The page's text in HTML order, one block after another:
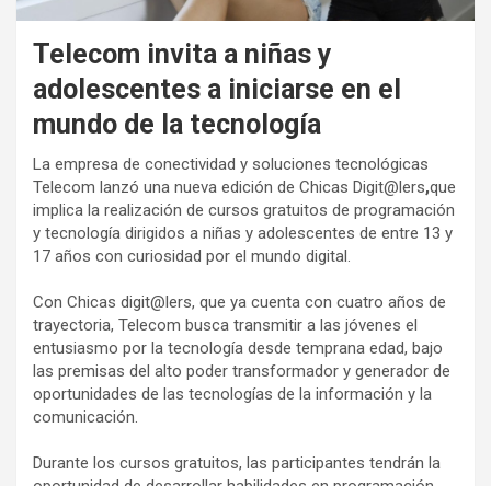
Telecom invita a niñas y
adolescentes a iniciarse en el
mundo de la tecnología
La empresa de conectividad y soluciones tecnológicas
Telecom lanzó una nueva edición de Chicas Digit@lers,que
implica la realización de cursos gratuitos de programación
y tecnología dirigidos a niñas y adolescentes de entre 13 y
17 años con curiosidad por el mundo digital.
Con Chicas digit@lers, que ya cuenta con cuatro años de
trayectoria, Telecom busca transmitir a las jóvenes el
entusiasmo por la tecnología desde temprana edad, bajo
las premisas del alto poder transformador y generador de
oportunidades de las tecnologías de la información y la
comunicación.
Durante los cursos gratuitos, las participantes tendrán la